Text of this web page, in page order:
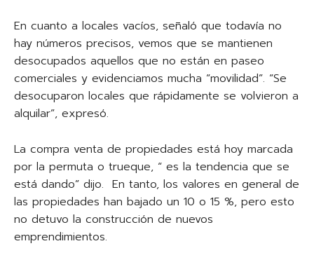
En cuanto a locales vacíos, señaló que todavía no
hay números precisos, vemos que se mantienen
desocupados aquellos que no están en paseo
comerciales y evidenciamos mucha “movilidad”. “Se
desocuparon locales que rápidamente se volvieron a
alquilar”, expresó.
La compra venta de propiedades está hoy marcada
por la permuta o trueque, “ es la tendencia que se
está dando” dijo. En tanto, los valores en general de
las propiedades han bajado un 10 o 15 %, pero esto
no detuvo la construcción de nuevos
emprendimientos.